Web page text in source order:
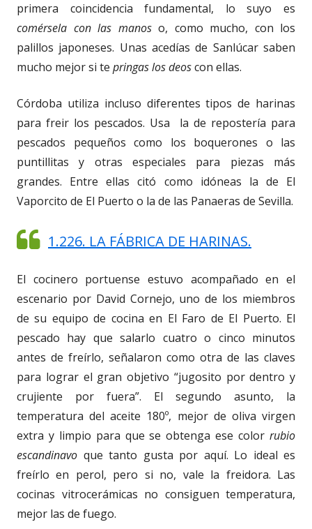
primera coincidencia fundamental, lo suyo es
comérsela con las manoso, como mucho, con los
palillos japoneses. Unas acedías de Sanlúcar saben
mucho mejor si te pringas los deoscon ellas.
Córdoba utiliza incluso diferentes tipos de harinas
para freir los pescados. Usa la de repostería para
pescados pequeños como los boquerones o las
puntillitas y otras especiales para piezas más
grandes. Entre ellas citó como idóneas la de El
Vaporcito de El Puerto o la de las Panaeras de Sevilla.
1.226. LA FÁBRICA DE HARINAS.
El cocinero portuense estuvo acompañado en el
escenario por David Cornejo, uno de los miembros
de su equipo de cocina en El Faro de El Puerto. El
pescado hay que salarlo cuatro o cinco minutos
antes de freírlo, señalaron como otra de las claves
para lograr el gran objetivo “jugosito por dentro y
crujiente por fuera”. El segundo asunto, la
temperatura del aceite 180º, mejor de oliva virgen
extra y limpio para que se obtenga ese color rubio
escandinavo que tanto gusta por aquí. Lo ideal es
freírlo en perol, pero si no, vale la freidora. Las
cocinas vitrocerámicas no consiguen temperatura,
mejor las de fuego.